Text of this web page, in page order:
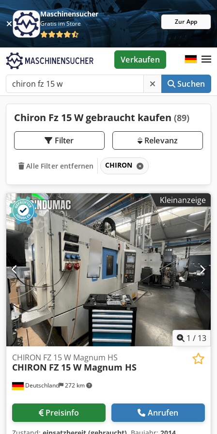
Maschinensucher
Gratis im Store Zur App
Suchen
Verkaufen
Chiron Fz 15 W gebraucht kaufen (89)
Filter Relevanz
Alle Filter entfernen CHIRON
Kleinanzeige
1 / 13
Deutschland 272 km
CHIRON FZ 15 W Magnum HS
CHIRON FZ 15 W Magnum HS
Preisinfo Anrufen